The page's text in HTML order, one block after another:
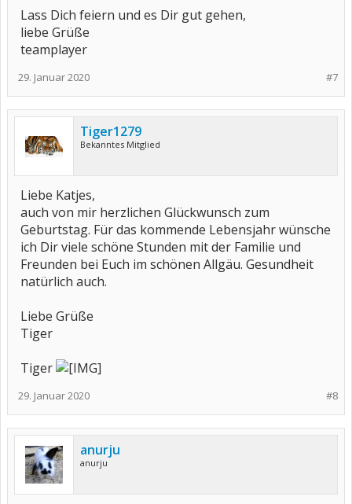
Lass Dich feiern und es Dir gut gehen,
liebe Grüße
teamplayer
#7
29. Januar 2020
Tiger1279
Bekanntes Mitglied
Liebe Katjes,
auch von mir herzlichen Glückwunsch zum
Geburtstag. Für das kommende Lebensjahr wünsche
ich Dir viele schöne Stunden mit der Familie und
Freunden bei Euch im schönen Allgäu. Gesundheit
natürlich auch.
Liebe Grüße
Tiger
Tiger
#8
29. Januar 2020
anurju
anurju